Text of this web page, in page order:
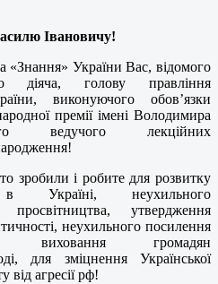
Івановичу!
«Знання» України Вас, відомого
діяча, голову правління
виконуючого обов’язки
премії імені Володимира
ведучого лекційних
зробили і робите для розвитку
неухильного
просвітництва, утвердження
неухильного посилення
виховання громадян
для зміцнення Української
від агресії рф!